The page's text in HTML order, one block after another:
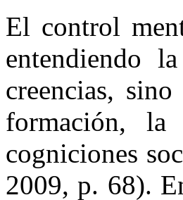
El control
entendiendo
creencias,
formación,
cogniciones
2009, p. 68).